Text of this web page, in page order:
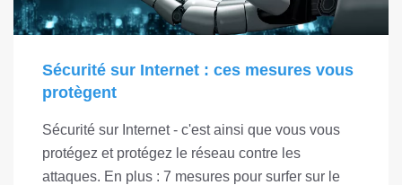
Sécurité sur Internet : ces mesures vous
protègent
Sécurité sur Internet - c'est ainsi que vous vous
protégez et protégez le réseau contre les
attaques. En plus : 7 mesures pour surfer sur le